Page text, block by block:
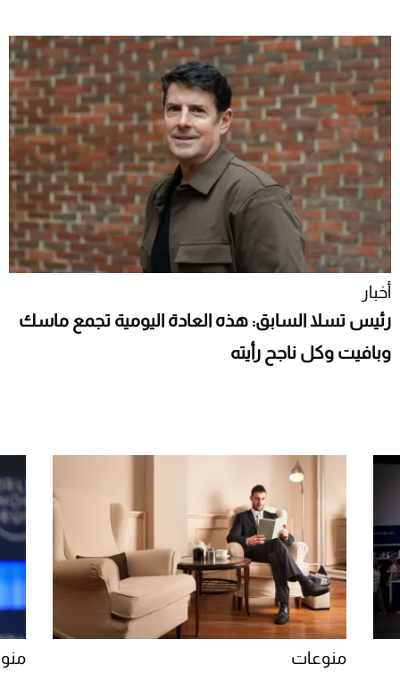
أخبار
رئيس تسلا السابق: هذه العادة اليومية تجمع ماسك
وبافيت وكل ناجح رأيته
منوعات